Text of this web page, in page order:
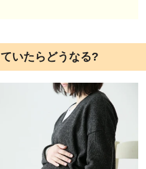
いたらどうなる?